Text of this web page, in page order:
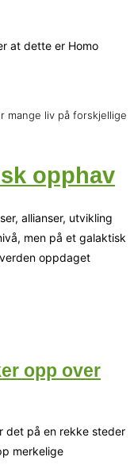
at dette er Homo
mange liv på forskjellige
opphav
allianser, utvikling
men på et galaktisk
oppdaget
opp over
det på en rekke steder
merkelige